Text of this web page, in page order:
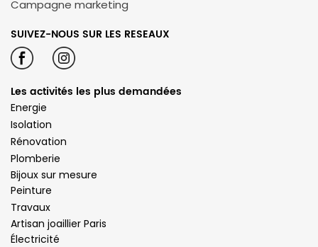
Campagne marketing
SUIVEZ-NOUS SUR LES RESEAUX
Les activités les plus demandées
Energie
Isolation
Rénovation
Plomberie
Bijoux sur mesure
Peinture
Travaux
Artisan joaillier Paris
Électricité